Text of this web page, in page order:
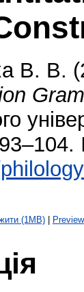
В. В.
(1MB)| Preview